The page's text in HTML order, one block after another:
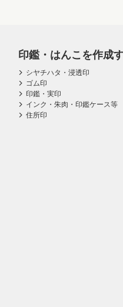
印鑑・はんこを作成
シヤチハタ・浸透印
ゴム印
印鑑・実印
インク・朱肉・印鑑ケース等
住所印